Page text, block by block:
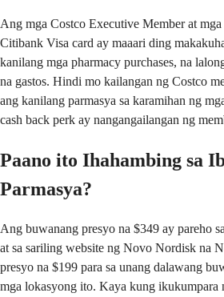
Ang mga Costco Executive Member at
Citibank Visa card ay maaari ding
kanilang mga pharmacy purchases, na
na gastos. Hindi mo kailangan ng Costco
ang kanilang parmasya sa karamihan ng
cash back perk ay nangangailangan ng
Paano ito Ihahambing sa
Parmasya?
Ang buwanang presyo na $349 ay pareho
at sa sariling website ng Novo Nordisk na
presyo na $199 para sa unang dalawang
mga lokasyong ito. Kaya kung ikukumpara